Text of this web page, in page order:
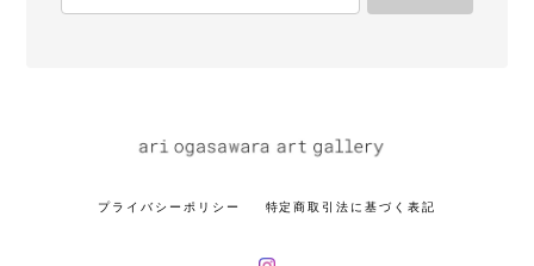
プライバシーポリシー 特定商取引法に基づく表記